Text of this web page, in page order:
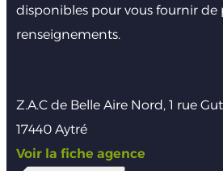
disponibles pour vous fournir de
renseignements.
Z.A.C de Belle Aire Nord, 1 rue
17440 Aytré
Voir la fiche agence